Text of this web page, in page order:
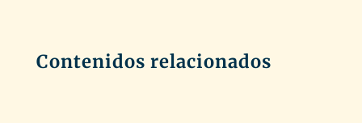
Contenidos relacionados